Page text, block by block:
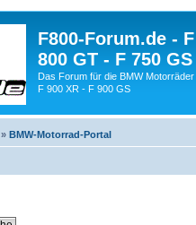
F800-Forum.de -
800 GT - F 750
Das Forum für die BMW
F 900 XR - F 900 GS
» BMW-Motorrad-Portal